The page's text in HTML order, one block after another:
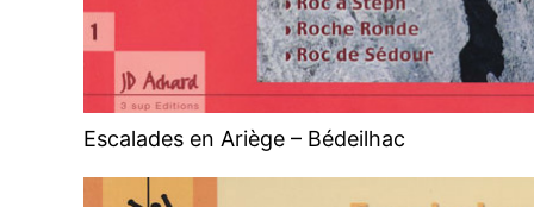
Escalades en Ariège – Bédeilhac